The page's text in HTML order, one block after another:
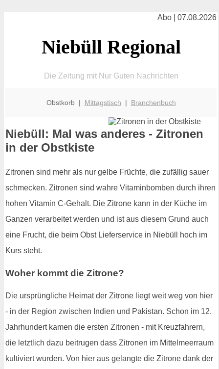
Abo | 07.08.2026
Niebüll Regional
Die Zeitung mit Nur Guten Nachrichten
Obstkorb | Mittagstisch | Branchenbuch
Niebüll: Mal was anderes - Zitronen
in der Obstkiste
Zitronen sind mehr als nur gelbe Früchte, die zufällig sauer
schmecken. Zitronen sind wahre Vitaminbomben durch ihren
hohen Vitamin C-Gehalt. Die Zitrone kann in der Küche im
Ganzen verarbeitet werden und ist aus diesem Grund auch
eine Frucht, die beim Obst Lieferservice in Niebüll hoch im
Kurs steht.
Woher kommt die Zitrone?
Die ursprüngliche Heimat der Zitrone liegt weit weg von hier
- in der Region zwischen Indien und Pakistan. Schon im 12.
Jahrhundert kamen die ersten Zitronen - mit Kreuzfahrern,
die letztlich dazu beitrugen dass Zitronen im Mittelmeerraum
kultiviert wurden. Von hier aus gelangte die Zitrone dank der